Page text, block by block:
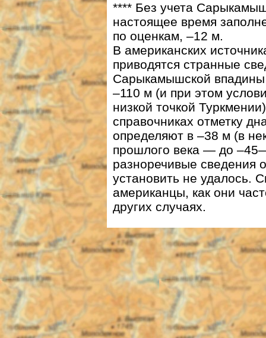
**** Без учета
настоящее время
по оценкам, –12 м.
В американских
приводятся странные
Сарыкамышской
–110 м (и при этом
низкой точкой
справочниках отметку
определяют в –38 м (в
прошлого века — до
разноречивые сведения
установить не удалось.
американцы, как они
других случаях.